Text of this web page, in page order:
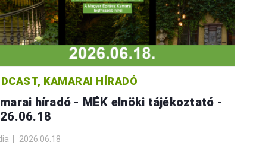
KAMARAI HÍRADÓ
híradó - MÉK elnöki tájékoztató -
2026.06.18